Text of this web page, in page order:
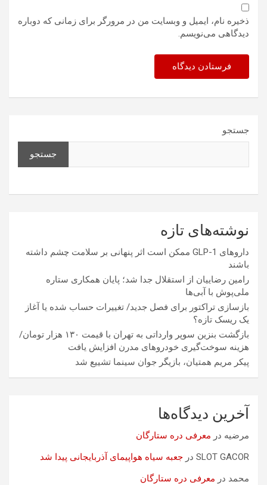
ذخیره نام، ایمیل و وبسایت من در مرورگر برای زمانی که دوباره
دیدگاهی می‌نویسم.
جستجو
جستجو
نوشته‌های تازه
داروهای GLP-1 ممکن است اثر پنهانی بر سلامت چشم داشته
باشند
رامین رضاییان از استقلال جدا شد؛ پایان همکاری ستاره
ملی‌پوش با آبی‌ها
بازسازی تراکتور برای فصل جدید/ تغییرات حساب شده یا آغاز
یک ریسک تازه؟
بازگشت بنزین سوپر وارداتی به تهران با قیمت ۱۳۰ هزار تومان/
هزینه سوخت‌گیری خودرو‌های مدرن افزایش یافت
پیکر مریم همتیان، بازیگر جوان سینما تشییع شد
آخرین دیدگاه‌ها
مرضیه در معرفی دره ستارگان
SLOT GACOR در جعبه سیاه هواپیمای آذربایجانی پیدا شد
محمد در معرفی دره ستارگان